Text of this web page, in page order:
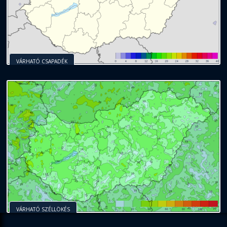
VÁRHATÓ CSAPADÉK
VÁRHATÓ SZÉLLÖKÉS